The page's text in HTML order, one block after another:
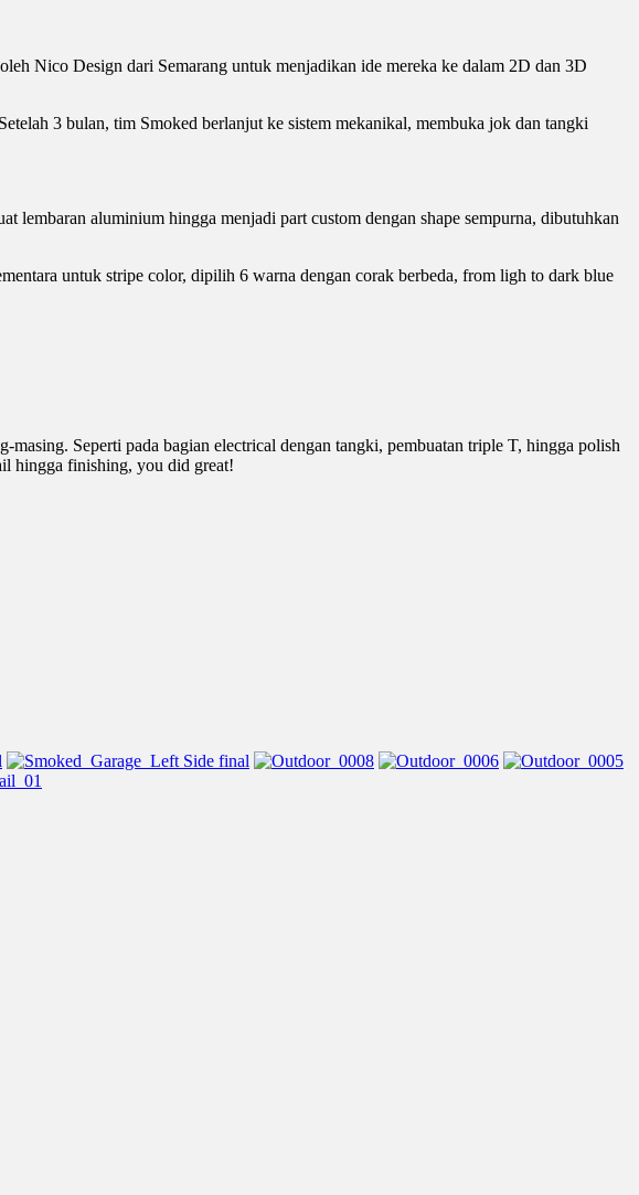
Nico Design dari Semarang untuk menjadikan ide mereka ke dalam 2D dan 3D
3 bulan, tim Smoked berlanjut ke sistem mekanikal, membuka jok dan tangki
lembaran aluminium hingga menjadi part custom dengan shape sempurna, dibutuhkan
untuk stripe color, dipilih 6 warna dengan corak berbeda, from ligh to dark blue
Seperti pada bagian electrical dengan tangki, pembuatan triple T, hingga polish
hingga finishing, you did great!